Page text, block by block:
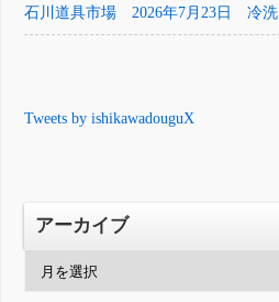
石川道具市場 2026年7月23日 冷洗
Tweets by ishikawadouguX
アーカイブ